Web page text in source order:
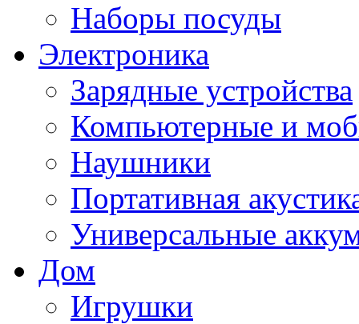
Наборы посуды
Электроника
Зарядные устройства
Компьютерные и
Наушники
Портативная
Универсальные
Дом
Игрушки